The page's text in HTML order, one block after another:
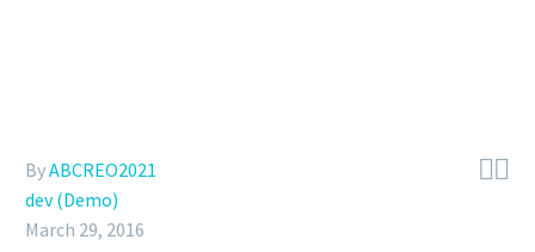

ByABCREO2021
dev (Demo)
March 29, 2016